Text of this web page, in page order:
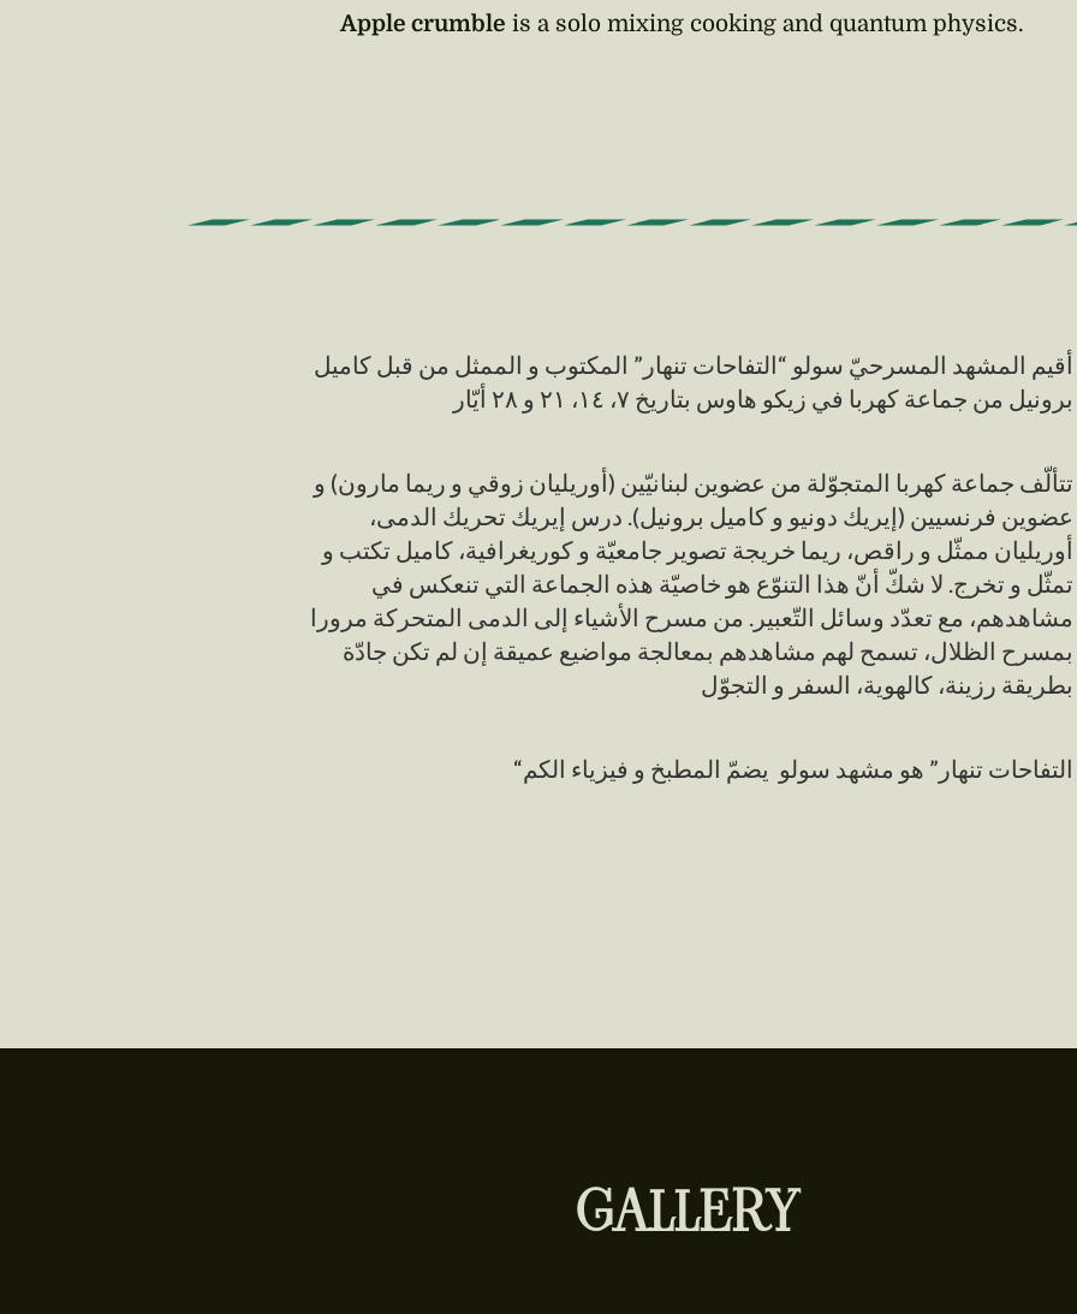
Apple crumble is a solo mixing cooking and quantum physics.
أقيم المشهد المسرحيّ سولو “التفاحات تنهار” المكتوب و الممثل من قبل كاميل
برونيل من جماعة كهربا في زيكو هاوس بتاريخ ٧، ١٤، ٢١ و ٢٨ أيّار
تتألّف جماعة كهربا المتجوّلة من عضوين لبنانيّين (أوريليان زوقي و ريما مارون) و
عضوين فرنسيين (إيريك دونيو و كاميل برونيل). درس إيريك تحريك الدمى،
أوريليان ممثّل و راقص، ريما خريجة تصوير جامعيّة و كوريغرافية، كاميل تكتب و
تمثّل و تخرج. لا شكّ أنّ هذا التنوّع هو خاصيّة هذه الجماعة التي تنعكس في
مشاهدهم، مع تعدّد وسائل التّعبير. من مسرح الأشياء إلى الدمى المتحركة مرورا
بمسرح الظلال، تسمح لهم مشاهدهم بمعالجة مواضيع عميقة إن لم تكن جادّة
بطريقة رزينة، كالهوية، السفر و التجوّل
“التفاحات تنهار” هو مشهد سولو يضمّ المطبخ و فيزياء الكم
GALLERY